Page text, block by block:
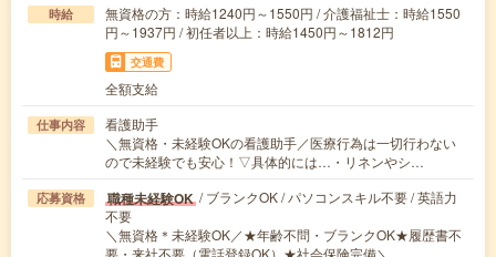
時給
無資格の方：時給1240円～1550円 / 介護福祉士：時給1550
円～1937円 / 初任者以上：時給1450円～1812円
交通費
全額支給
仕事内容
看護助手
＼無資格・未経験OKの看護助手／医療行為は一切行わない
ので未経験でも安心！▽具体的には…・リネンやシ…
応募資格 職種未経験OK / ブランクOK / パソコンスキル不要 / 英語力
不要
＼無資格＊未経験OK／★年齢不問・ブランクOK★履歴書不